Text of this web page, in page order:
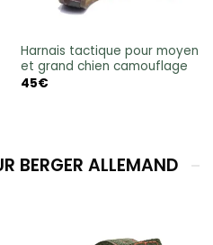
Harnais tactique pour moyen
et grand chien camouflage
45€
BERGER ALLEMAND